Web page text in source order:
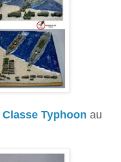
Classe Typhoon au